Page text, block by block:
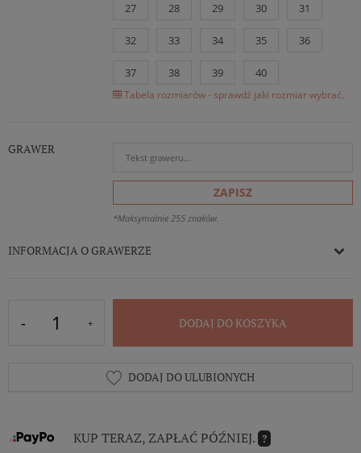
27 28 29 30 31
32 33 34 35 36
37 38 39 40
Tabela rozmiarów - sprawdź jaki rozmiar wybrać.
GRAWER
ZAPISZ
*Maksymalnie 255 znaków.
INFORMACJA O GRAWERZE
DODAJ DO KOSZYKA
DODAJ DO ULUBIONYCH
KUP TERAZ, ZAPŁAĆ PÓŹNIEJ. ?